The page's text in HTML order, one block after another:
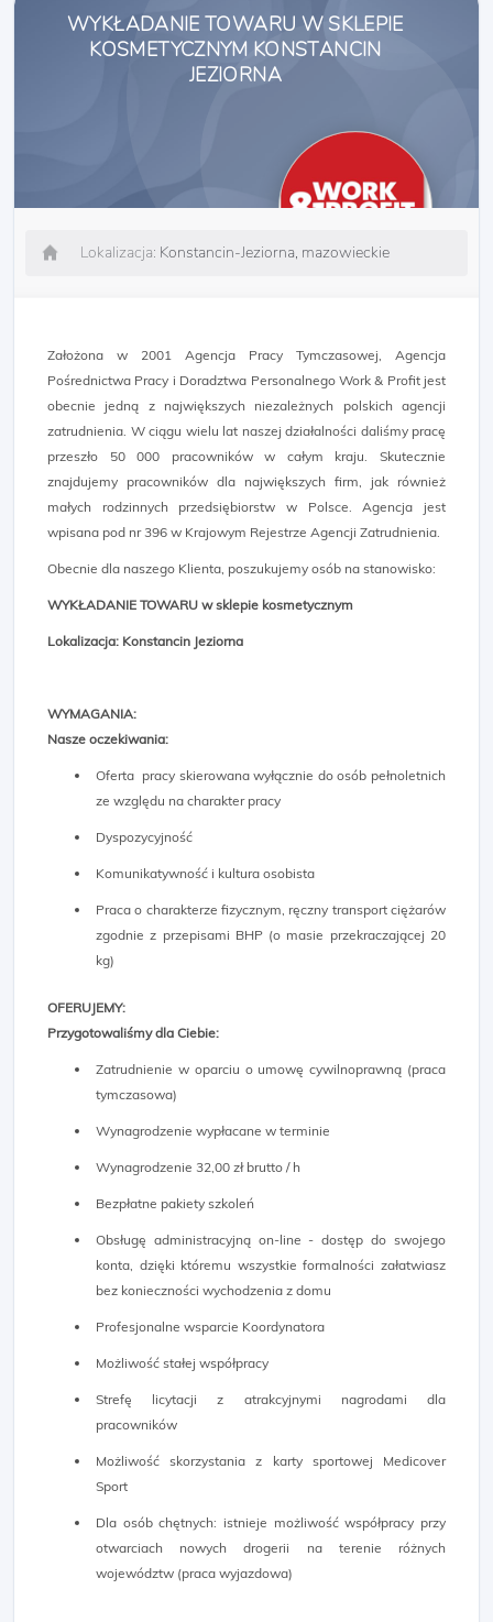
WYKŁADANIE TOWARU W SKLEPIE
KOSMETYCZNYM KONSTANCIN
JEZIORNA
Lokalizacja: Konstancin-Jeziorna, mazowieckie
Założona w 2001 Agencja Pracy Tymczasowej, Agencja
Pośrednictwa Pracy i Doradztwa Personalnego Work & Profit jest
obecnie jedną z największych niezależnych polskich agencji
zatrudnienia. W ciągu wielu lat naszej działalności daliśmy pracę
przeszło 50 000 pracowników w całym kraju. Skutecznie
znajdujemy pracowników dla największych firm, jak również
małych rodzinnych przedsiębiorstw w Polsce. Agencja jest
wpisana pod nr 396 w Krajowym Rejestrze Agencji Zatrudnienia.
Obecnie dla naszego Klienta, poszukujemy osób na stanowisko:
WYKŁADANIE TOWARU w sklepie kosmetycznym
Lokalizacja: Konstancin Jeziorna
WYMAGANIA:
Nasze oczekiwania:
Oferta pracy skierowana wyłącznie do osób pełnoletnich
ze względu na charakter pracy
Dyspozycyjność
Komunikatywność i kultura osobista
Praca o charakterze fizycznym, ręczny transport ciężarów
zgodnie z przepisami BHP (o masie przekraczającej 20
kg)
OFERUJEMY:
Przygotowaliśmy dla Ciebie:
Zatrudnienie w oparciu o umowę cywilnoprawną (praca
tymczasowa)
Wynagrodzenie wypłacane w terminie
Wynagrodzenie 32,00 zł brutto / h
Bezpłatne pakiety szkoleń
Obsługę administracyjną on-line - dostęp do swojego
konta, dzięki któremu wszystkie formalności załatwiasz
bez konieczności wychodzenia z domu
Profesjonalne wsparcie Koordynatora
Możliwość stałej współpracy
Strefę licytacji z atrakcyjnymi nagrodami dla
pracowników
Możliwość skorzystania z karty sportowej Medicover
Sport
Dla osób chętnych: istnieje możliwość współpracy przy
otwarciach nowych drogerii na terenie różnych
województw (praca wyjazdowa)